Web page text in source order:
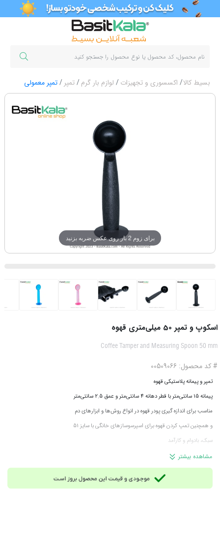
بسیط کالا اکسسوری و تجهیزات لوازم بار گرم تمپر تمپر معمولی
برای زوم 2 بار روی عکس ضربه بزنید
اسکوپ و تمپر 50 میلی‌متری قهوه
Coffee Tamper and Measuring Spoon 50 mm
# کد محصول: 00509066
تمپر و پیمانه پلاستیکی قهوه
پیمانه 15 سانتی‌متر با قطر دهانه 4 سانتی‌متر و عمق 2.5 سانتی‌متر
مناسب برای اندازه گیری پودر قهوه در انواع روش‌ها و ابزارهای دم
و همچنین تمپ کردن قهوه برای اسپرسوسازهای خانگی با سایز 51
سبک، بادوام و کارآمد
تمپر 50 میلی متری
مشاهده بیشتر